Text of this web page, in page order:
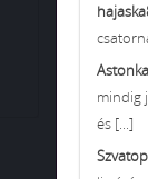
mindig
és [...]